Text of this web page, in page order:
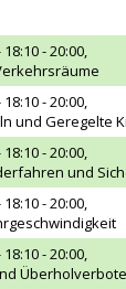
18:10 - 20:00,
18:10 - 20:00,
und Geregelte
18:10 - 20:00,
und
18:10 - 20:00,
18:10 - 20:00,
Überholverbote